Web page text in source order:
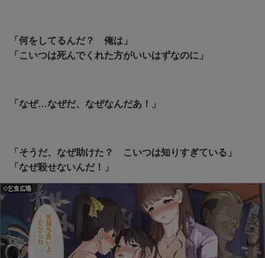
「何をしてるんだ？ 俺は」
「 こいつは死んでくれた方がいいはずなのに」
「なぜ…なぜだ、なぜなんだあ！」
「そうだ、なぜ助けた？ こいつは知りすぎている」
「なぜ殺せないんだ！」